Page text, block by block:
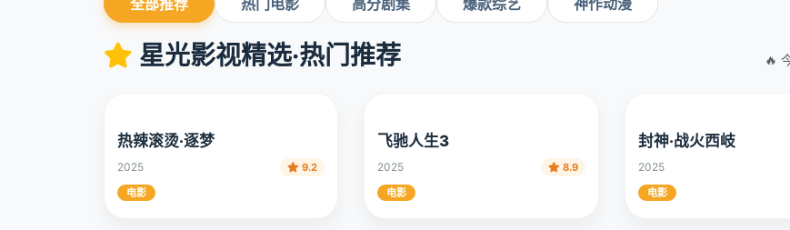
全部推荐 热门电影 高分剧集 爆款综艺 神作动漫
星光影视精选·热门推荐 🔥
热辣滚烫·逐梦
2025
9.2
电影
飞驰人生3
2025
8.9
电影
封神·战火西岐
2025
电影